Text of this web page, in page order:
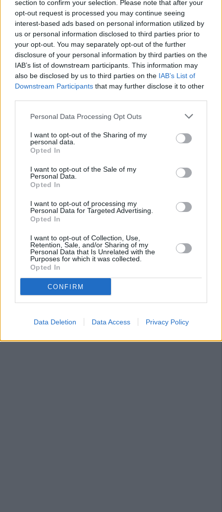
section to confirm your selection. Please note that after your
opt-out request is processed you may continue seeing
interest-based ads based on personal information utilized by
us or personal information disclosed to third parties prior to
your opt-out. You may separately opt-out of the further
disclosure of your personal information by third parties on the
IAB’s list of downstream participants. This information may
also be disclosed by us to third parties on the IAB’s List of
Downstream Participants that may further disclose it to other
Personal Data Processing Opt Outs
I want to opt-out of the Sharing of my
personal data.
Opted In
I want to opt-out of the Sale of my
Personal Data.
Opted In
I want to opt-out of processing my
Personal Data for Targeted Advertising.
Opted In
I want to opt-out of Collection, Use,
Retention, Sale, and/or Sharing of my
Personal Data that Is Unrelated with the
Purposes for which it was collected.
Opted In
CONFIRM
Data Deletion Data Access Privacy Policy
Antonio Fernández se ha convertido en el primer imputado
dentro de esta causa, en la cual la magistrada investiga
también las subvenciones concedidas a la Fundación
Andaluza Fondo de Formación y Empleo (Faffe), todo ello
después de que la Fiscalía Superior de Andalucía remitiera
dicha investigación a la Fiscalía de Sevilla.
En el escrito de remisión de la investigación, el fiscal
de Delphi que se han "detectado numerosas
irregularidades que entrañarían responsabilidad
administrativa y contable" y que afectarían también a la